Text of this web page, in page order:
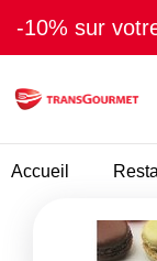
-10% sur
Accueil